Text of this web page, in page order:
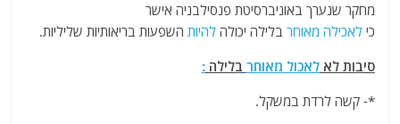
A
p
p
ra
m
b
מחקר שנערך באוניברסיטת פנסילבניה אישר
כילאכילה מאוחר בלילה יכולהלהיות השפעות בריאותיות שליליות.
סיבות לאלאכול מאוחר בלילה:
*- קשה לרדת במשקל.